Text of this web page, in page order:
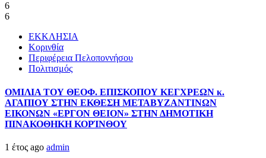
6
6
ΕΚΚΛΗΣΙΑ
Κορινθία
Περιφέρεια Πελοποννήσου
Πολιτισμός
ΟΜΙΛΙΑ ΤΟΥ ΘΕΟΦ. ΕΠΙΣΚΟΠΟΥ ΚΕΓΧΡΕΩΝ κ.
ΑΓΑΠΙΟΥ ΣΤΗΝ ΕΚΘΕΣΗ ΜΕΤΑΒΥΖΑΝΤΙΝΩΝ
ΕΙΚΟΝΩΝ «ΕΡΓΟΝ ΘΕΙΟΝ» ΣΤΗΝ ΔΗΜΟΤΙΚΗ
ΠΙΝΑΚΟΘΗΚΗ ΚΟΡΊΝΘΟΥ
1 έτος ago admin